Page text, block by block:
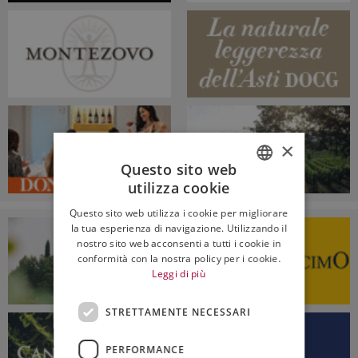
ENGLISH
×
Questo sito web
utilizza cookie
Questo sito web utilizza i cookie per migliorare
la tua esperienza di navigazione. Utilizzando il
nostro sito web acconsenti a tutti i cookie in
conformità con la nostra policy per i cookie.
Leggi di più
STRETTAMENTE NECESSARI
PERFORMANCE